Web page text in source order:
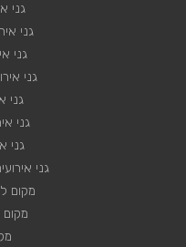
גני
גני
גני
גני
גני
גני
גני
גני
מקום
מקום